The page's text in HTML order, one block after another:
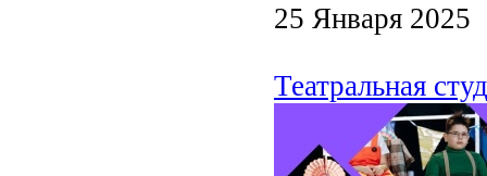
25 Января 2025
Театральная